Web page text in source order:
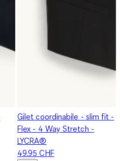
Gilet coordinabile - slim fit -
Flex - 4 Way Stretch -
LYCRA®
49.95 CHF